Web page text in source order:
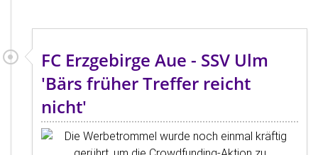
FC Erzgebirge Aue - SSV Ulm
'Bärs früher Treffer reicht
nicht'